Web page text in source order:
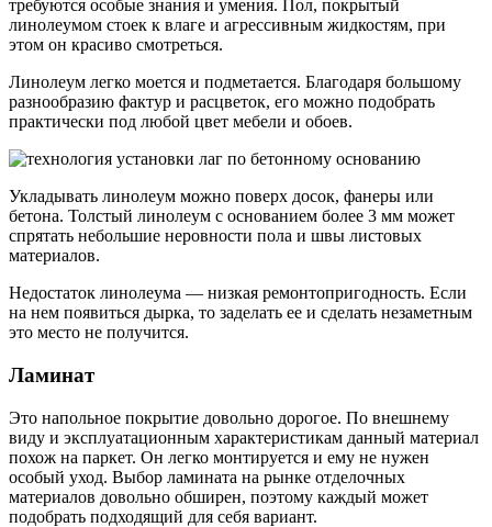
требуются особые знания и умения. Пол, покрытый
линолеумом стоек к влаге и агрессивным жидкостям, при
этом он красиво смотреться.
Линолеум легко моется и подметается. Благодаря большому
разнообразию фактур и расцветок, его можно подобрать
практически под любой цвет мебели и обоев.
Укладывать линолеум можно поверх досок, фанеры или
бетона. Толстый линолеум с основанием более 3 мм может
спрятать небольшие неровности пола и швы листовых
материалов.
Недостаток линолеума — низкая ремонтопригодность. Если
на нем появиться дырка, то заделать ее и сделать незаметным
это место не получится.
Ламинат
Это напольное покрытие довольно дорогое. По внешнему
виду и эксплуатационным характеристикам данный материал
похож на паркет. Он легко монтируется и ему не нужен
особый уход. Выбор ламината на рынке отделочных
материалов довольно обширен, поэтому каждый может
подобрать подходящий для себя вариант.